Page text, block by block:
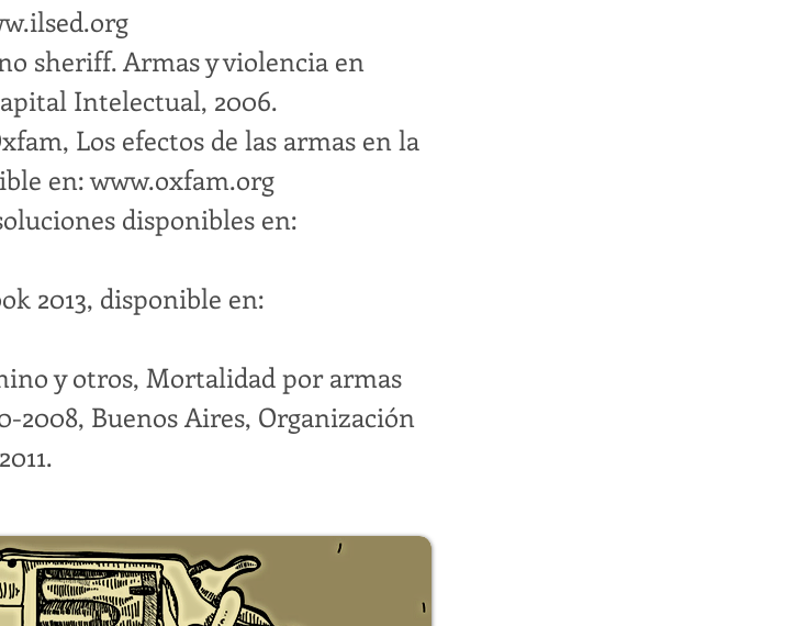
sheriff. Armas y violencia en
Intelectual, 2006.
Los efectos de las armas en la
en:www.oxfam.org
disponibles en:
2013, disponible en:
y otros, Mortalidad por armas
2008, Buenos Aires, Organización